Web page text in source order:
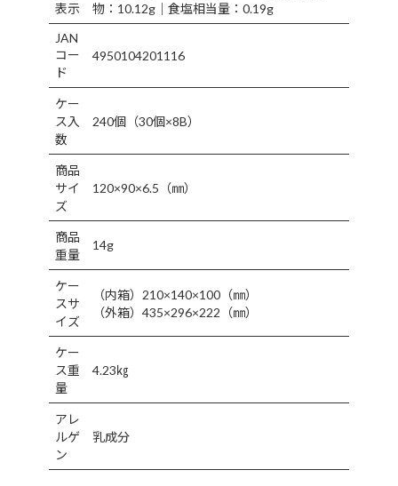
表示
物：10.12g｜食塩相当量：0.19g
JAN
コー
ド
4950104201116
ケー
ス入
数
240個（30個×8B）
商品
サイ
ズ
120×90×6.5（㎜）
商品
重量
14g
ケー
スサ
イズ
（内箱）210×140×100（㎜）
（外箱）435×296×222（㎜）
ケー
ス重
量
4.23㎏
アレ
ルゲ
ン
乳成分